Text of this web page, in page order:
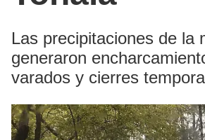
Las precipitaciones de la
generaron
varados y cierres